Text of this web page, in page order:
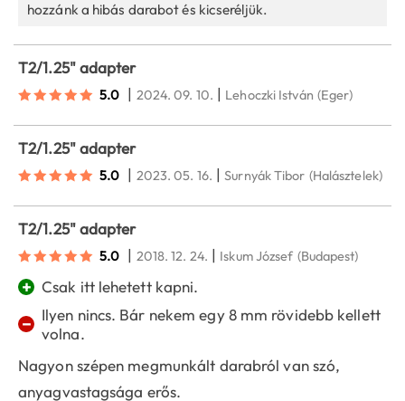
hozzánk a hibás darabot és kicseréljük.
T2/1.25" adapter
5.0 | 2024. 09. 10. | Lehoczki István (Eger)
T2/1.25" adapter
5.0 | 2023. 05. 16. |Surnyák Tibor (Halásztelek)
T2/1.25" adapter
5.0 | 2018. 12. 24. | Iskum József (Budapest)
+ Csak itt lehetett kapni.
−
Ilyen nincs. Bár nekem egy 8 mm rövidebb kellett
volna.
Nagyon szépen megmunkált darabról van szó,
anyagvastagsága erős.